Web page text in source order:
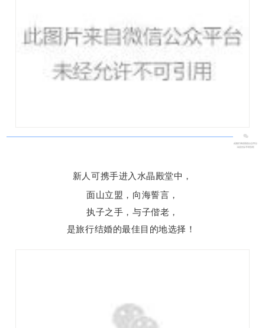
新人可携手进入水晶殿堂中，
面山立盟，向海誓言，
执子之手，与子偕老，
是旅行结婚的最佳目的地选择！